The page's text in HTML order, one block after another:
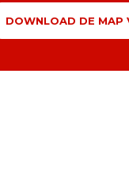
DOWNLOAD DE MAP